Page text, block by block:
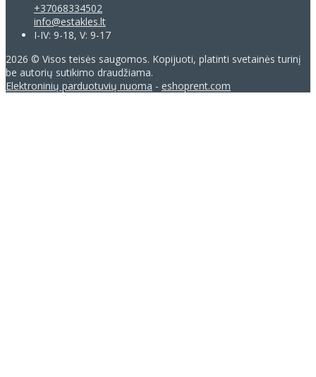
+37068334502
info@estakles.lt
I-IV: 9-18, V: 9-17
2026 © Visos teisės saugomos. Kopijuoti, platinti svetainės turinį
be autorių sutikimo draudžiama.
Elektroninių parduotuvių nuoma - eshoprent.com